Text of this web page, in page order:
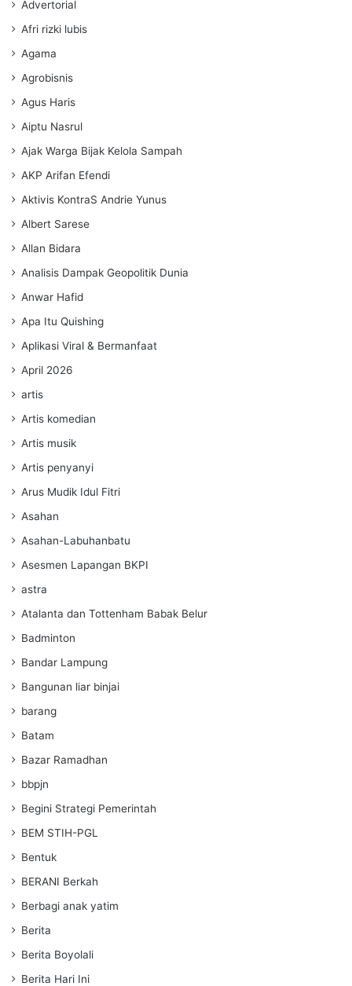
Advertorial
Afri rizki lubis
Agama
Agrobisnis
Agus Haris
Aiptu Nasrul
Ajak Warga Bijak Kelola Sampah
AKP Arifan Efendi
Aktivis KontraS Andrie Yunus
Albert Sarese
Allan Bidara
Analisis Dampak Geopolitik Dunia
Anwar Hafid
Apa Itu Quishing
Aplikasi Viral & Bermanfaat
April 2026
artis
Artis komedian
Artis musik
Artis penyanyi
Arus Mudik Idul Fitri
Asahan
Asahan-Labuhanbatu
Asesmen Lapangan BKPI
astra
Atalanta dan Tottenham Babak Belur
Badminton
Bandar Lampung
Bangunan liar binjai
barang
Batam
Bazar Ramadhan
bbpjn
Begini Strategi Pemerintah
BEM STIH-PGL
Bentuk
BERANI Berkah
Berbagi anak yatim
Berita
Berita Boyolali
Berita Hari Ini